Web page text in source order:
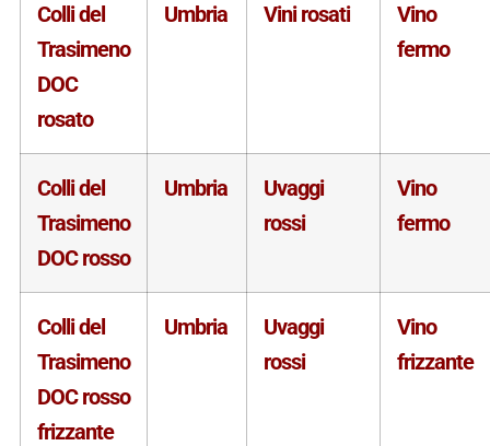
Colli del
Trasimeno
DOC
rosato
Umbria Vini rosati
Vino
fermo
Colli del
Trasimeno
DOC rosso
Umbria
Uvaggi
rossi
Vino
fermo
Colli del
Trasimeno
DOC rosso
frizzante
Umbria
Uvaggi
rossi
Vino
frizzante